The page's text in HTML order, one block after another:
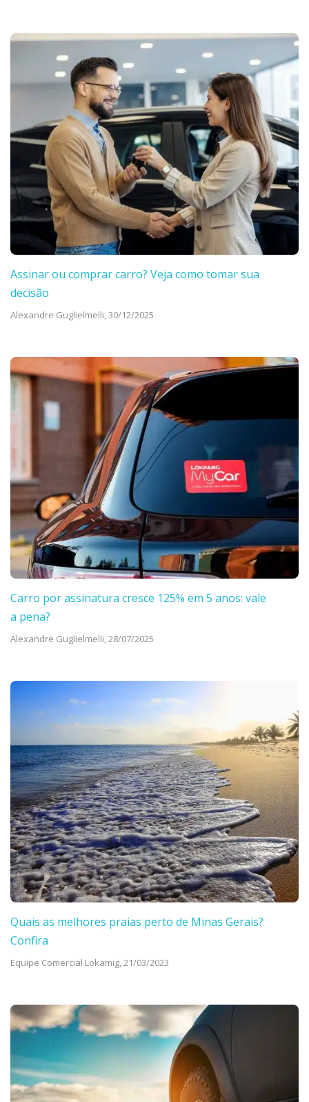
Assinar ou comprar carro? Veja como tomar sua
decisão
Alexandre Guglielmelli,30/12/2025
Carro por assinatura cresce 125% em 5 anos: vale
a pena?
Alexandre Guglielmelli,28/07/2025
Quais as melhores praias perto de Minas Gerais?
Confira
Equipe Comercial Lokamig,21/03/2023